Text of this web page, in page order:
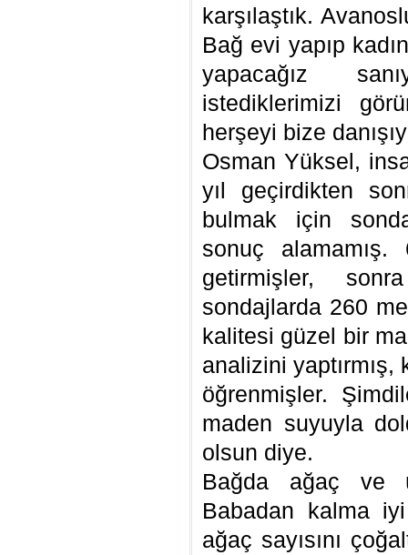
karşılaştık.
Bağ evi yapıp
yapacağız
istediklerimizi
herşeyi bize
Osman Yüksel,
yıl geçirdikten
bulmak için
sonuç
getirmişler,
sondajlarda 260
kalitesi güzel bir
analizini yaptırmış,
öğrenmişler.
maden suyuyla
olsun diye.
Bağda ağaç ve
Babadan kalma
ağaç sayısını